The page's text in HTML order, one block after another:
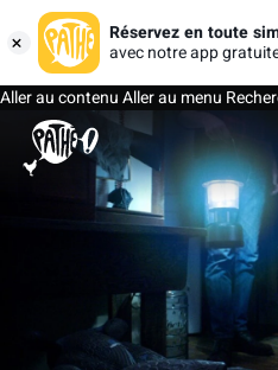
Réservez en toute
avec notre app
Aller au contenuAller au menu